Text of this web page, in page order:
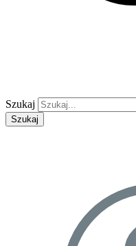
Szukaj
Szukaj